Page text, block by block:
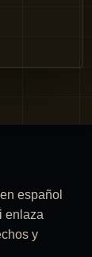
español
enlaza
y